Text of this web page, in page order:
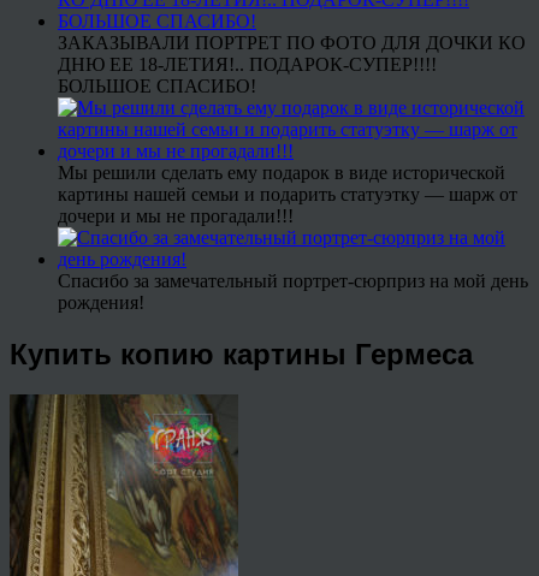
ЗАКАЗЫВАЛИ ПОРТРЕТ ПО ФОТО ДЛЯ ДОЧКИ КО
ДНЮ ЕЕ 18-ЛЕТИЯ!.. ПОДАРОК-СУПЕР!!!!
БОЛЬШОЕ СПАСИБО!
Мы решили сделать ему подарок в виде исторической
картины нашей семьи и подарить статуэтку — шарж от
дочери и мы не прогадали!!!
Спасибо за замечательный портрет-сюрприз на мой день
рождения!
Купить копию картины Гермеса